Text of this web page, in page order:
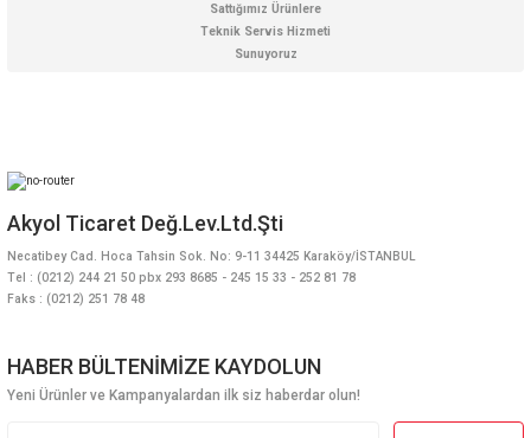
Sattığımız Ürünlere
Teknik Servis Hizmeti
Sunuyoruz
Akyol Ticaret Değ.Lev.Ltd.Şti
Necatibey Cad. Hoca Tahsin Sok. No: 9-11 34425 Karaköy/İSTANBUL
Tel : (0212) 244 21 50 pbx 293 8685 - 245 15 33 - 252 81 78
Faks : (0212) 251 78 48
HABER BÜLTENİMİZE KAYDOLUN
Yeni Ürünler ve Kampanyalardan ilk siz haberdar olun!